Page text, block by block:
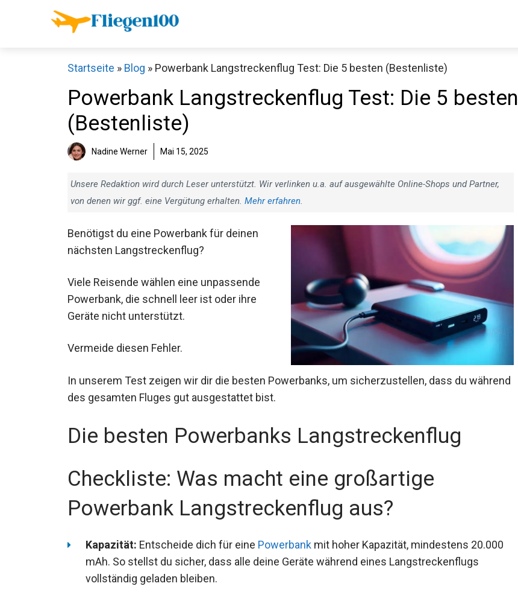
Startseite » Blog » Powerbank Langstreckenflug Test: Die 5 besten (Bestenliste)
Powerbank Langstreckenflug Test: Die 5 besten
(Bestenliste)
Nadine Werner Mai 15, 2025
Unsere Redaktion wird durch Leser unterstützt. Wir verlinken u.a. auf ausgewählte Online-Shops und Partner,
von denen wir ggf. eine Vergütung erhalten. Mehr erfahren.
Benötigst du eine Powerbank für deinen
nächsten Langstreckenflug?
Viele Reisende wählen eine unpassende
Powerbank, die schnell leer ist oder ihre
Geräte nicht unterstützt.
Vermeide diesen Fehler.
In unserem Test zeigen wir dir die besten Powerbanks, um sicherzustellen, dass du während
des gesamten Fluges gut ausgestattet bist.
Die besten Powerbanks Langstreckenflug
Checkliste: Was macht eine großartige
Powerbank Langstreckenflug aus?
Kapazität: Entscheide dich für eine Powerbank mit hoher Kapazität, mindestens 20.000
mAh. So stellst du sicher, dass alle deine Geräte während eines Langstreckenflugs
vollständig geladen bleiben.